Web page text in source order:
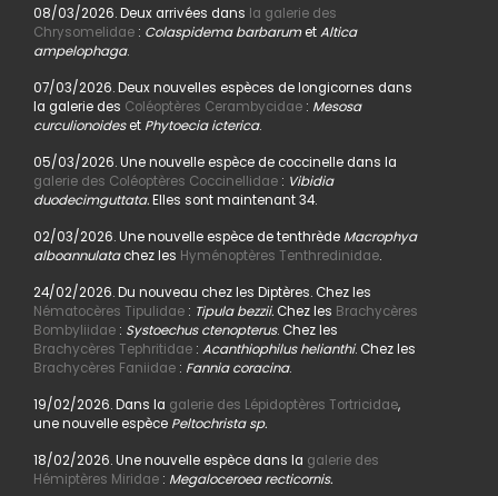
08/03/2026. Deux arrivées dans la galerie des
Chrysomelidae: Colaspidema barbarumetAltica
ampelophaga.
07/03/2026. Deux nouvelles espèces de longicornes dans
la galerie des Coléoptères Cerambycidae: Mesosa
curculionoideset Phytoecia icterica.
05/03/2026. Une nouvelle espèce de coccinelle dans la
galerie des Coléoptères Coccinellidae: Vibidia
duodecimguttata.Elles sont maintenant 34.
02/03/2026. Une nouvelle espèce de tenthrède Macrophya
alboannulatachez les Hyménoptères Tenthredinidae.
24/02/2026. Du nouveau chez les Diptères. Chez les
Nématocères Tipulidae: Tipula bezzii. Chez les Brachycères
Bombyliidae: Systoechus ctenopterus. Chez les
Brachycères Tephritidae: Acanthiophilus helianthi. Chez les
Brachycères Faniidae: Fannia coracina.
19/02/2026. Dans la galerie des Lépidoptères Tortricidae,
une nouvelle espèce Peltochrista sp.
18/02/2026. Une nouvelle espèce dans la galerie des
Hémiptères Miridae: Megaloceroea recticornis.